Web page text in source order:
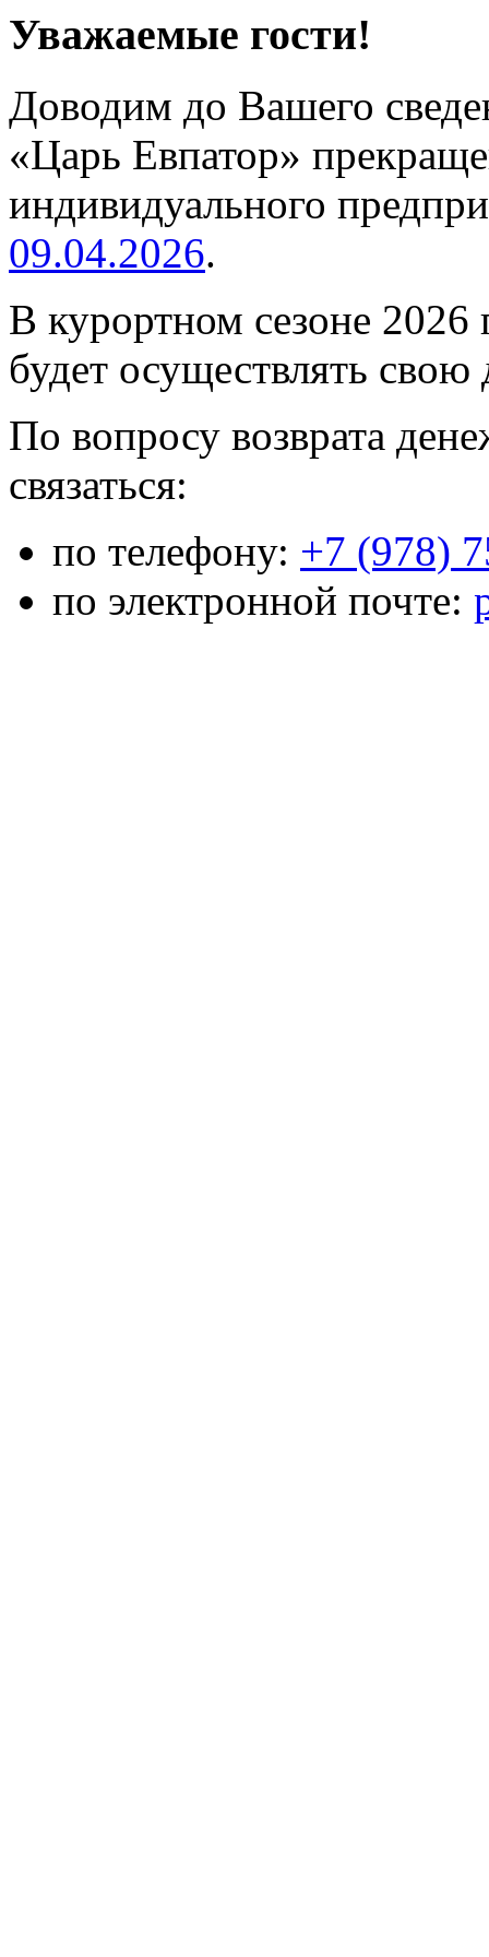
Уважаемые гости!
Доводим до Вашего
«Царь Евпатор»
индивидуального
09.04.2026.
В курортном сезоне 2026
будет осуществлять свою
По вопросу возврата
связаться:
по телефону: +7 (978)
по электронной почте: